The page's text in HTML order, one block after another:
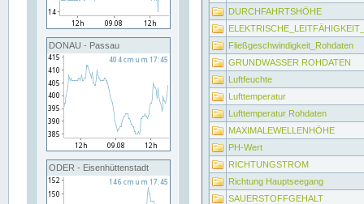
DONAU - Passau
ODER - Eisenhüttenstadt
DURCHFAHRTSHÖHE
Fließgeschwindigkeit_Rohdaten
GRUNDWASSER ROHDATEN
Luftfeuchte
Lufttemperatur
Lufttemperatur Rohdaten
MAXIMALEWELLENHÖHE
PH-Wert
RICHTUNGSTROM
Richtung Hauptseegang
SAUERSTOFFGEHALT